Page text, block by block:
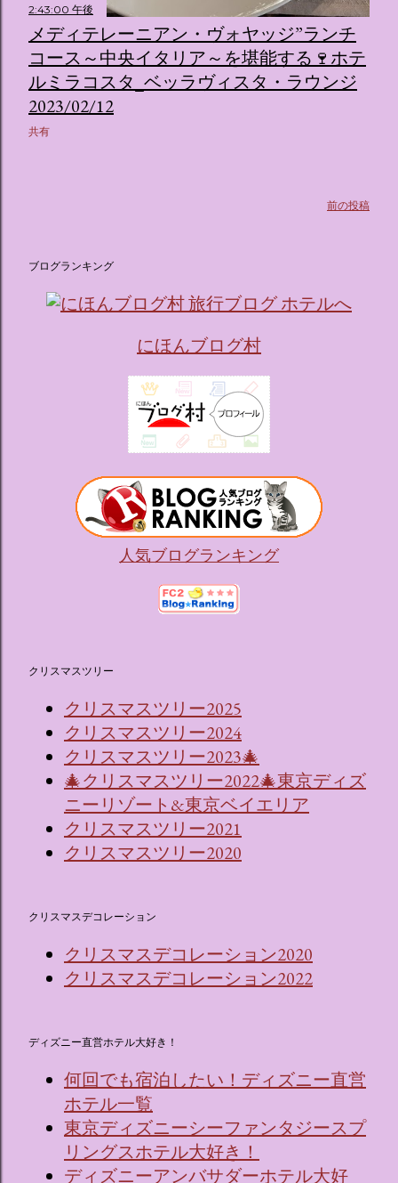
ス ：きらめく光に満ちたガーデンや、美しいボールルーム
（舞踏会）、さらには本物の砂を使ったピンク色の美しいビ
ーチ（ポチャッコの隣に座れるエリア）など、写真映え間違
いなしの空間が広がります。 🛌 2. 個性あふれる「9つの客室
（テーマルーム）」 イベントの目玉となるのが、サンリオの
人気キャラクターたちがそれぞれの“好き”や理想を詰め込ん
でデザインした客室のエリアです。 ハローキティ...
2:43:00 午後
メディテレーニアン・ヴォヤッジ”ランチ
コース～中央イタリア～を堪能する🍷ホテ
ルミラコスタ_ベッラヴィスタ・ラウンジ
2023/02/12
共有
前の投稿
ブログランキング
にほんブログ村
人気ブログランキング
クリスマスツリー
クリスマスツリー2025
クリスマスツリー2024
クリスマスツリー2023🎄
🎄クリスマスツリー2022🎄東京ディズ
ニーリゾート&東京ベイエリア
クリスマスツリー2021
クリスマスツリー2020
クリスマスデコレーション
クリスマスデコレーション2020
クリスマスデコレーション2022
ディズニー直営ホテル大好き！
何回でも宿泊したい！ディズニー直営
ホテル一覧
東京ディズニーシーファンタジースプ
リングスホテル大好き！
ディズニーアンバサダーホテル大好